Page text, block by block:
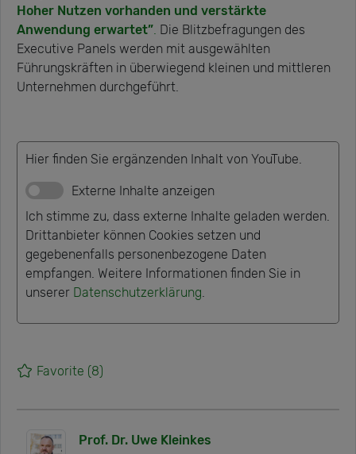
Hoher Nutzen vorhanden und verstärkte
Anwendung erwartet” Die Blitzbefragungen des
Executive Panels werden mit ausgewählten
Führungskräften in überwiegend kleinen und mittleren
Unternehmen durchgeführt.
Hier finden Sie ergänzenden Inhalt von YouTube.
Externe Inhalte anzeigen
Ich stimme zu, dass externe Inhalte geladen werden.
Drittanbieter können Cookies setzen und
gegebenenfalls personenbezogene Daten
empfangen. Weitere Informationen finden Sie in
unserer Datenschutzerklärung
Favorite (8)
Prof. Dr. Uwe Kleinkes